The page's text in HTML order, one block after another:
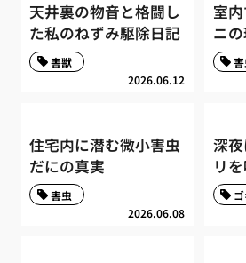
天井裏の物音と格闘し
た私のねずみ駆除日記
2026.06.12
害獣
室
ニ
住宅内に潜む微小害虫
だにの真実
2026.06.08
害虫
深
リ